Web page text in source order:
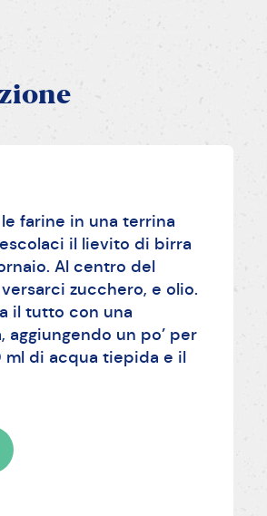
farine in una terrina
il lievito di birra
Al centro del
zucchero, e olio.
il tutto con una
aggiungendo un po’ per
ml di acqua tiepida e il